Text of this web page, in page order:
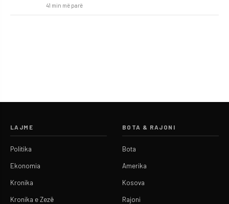
41 min më parë
LAJME
Politika
Ekonomia
Kronika
Kronika e Zezë
BOTA & RAJONI
Bota
Amerika
Kosova
Rajoni